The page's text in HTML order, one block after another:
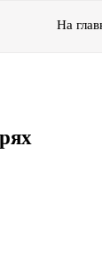
На